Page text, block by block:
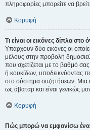
πληροφορίες μπορείτε να
Κορυφή
Τι είναι οι εικόνες δίπλα
Υπάρχουν δύο εικόνες οι
μέλους στην προβολή
που σχετίζεται με το βαθμό
ή κουκίδων, υποδεικνύοντας
στο σύστημα συζητήσεων. Μια
ως άβαταρ και είναι γενικώς
Κορυφή
Πώς μπορώ να εμφανίσω ένα